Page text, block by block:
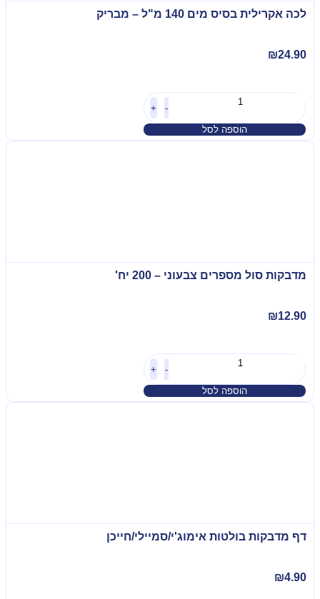
לכה אקרילית בסיס מים 140 מ"ל – מבריק
₪24.90
+
הוספה לסל
מדבקות סול מספרים צבעוני – 200 יח'
₪12.90
+
הוספה לסל
דף מדבקות בולטות אימוג'י/סמיילי/חייכן
₪4.90